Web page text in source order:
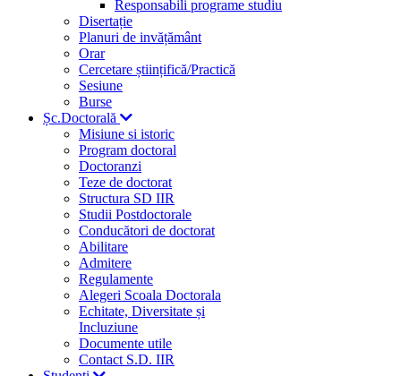
Responsabili programe studiu
Disertație
Planuri de invățământ
Orar
Cercetare științifică/Practică
Sesiune
Burse
Șc.Doctorală
Misiune si istoric
Program doctoral
Doctoranzi
Teze de doctorat
Structura SD IIR
Studii Postdoctorale
Conducători de doctorat
Abilitare
Admitere
Regulamente
Alegeri Scoala Doctorala
Echitate, Diversitate și
Incluziune
Documente utile
Contact S.D. IIR